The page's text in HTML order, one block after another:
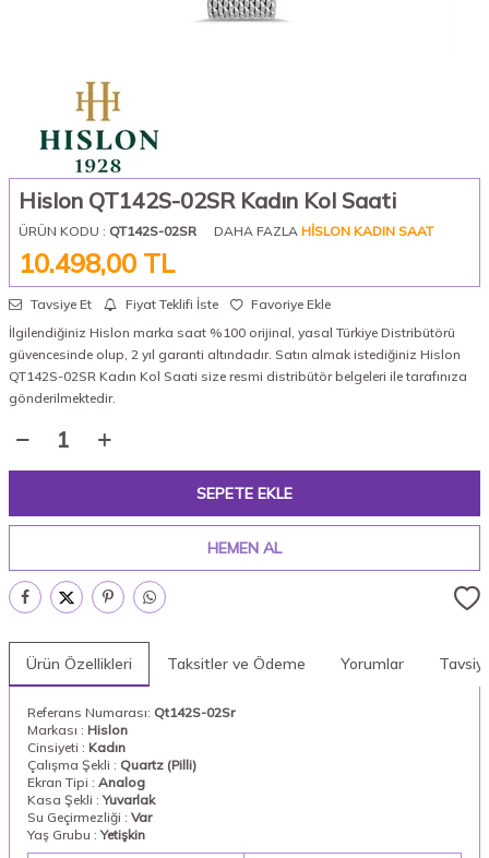
Hislon QT142S-02SR Kadın Kol Saati
ÜRÜN KODU : QT142S-02SR DAHA FAZLA HISLON KADIN SAAT
10.498,00 TL
Tavsiye Et Fiyat Teklifi İste
Favoriye Ekle
İlgilendiğiniz Hislon marka saat %100 orijinal, yasal Türkiye Distribütörü
güvencesinde olup, 2 yıl garanti altındadır. Satın almak istediğiniz Hislon
QT142S-02SR Kadın Kol Saati size resmi distribütör belgeleri ile tarafınıza
gönderilmektedir.
SEPETE EKLE
HEMEN AL
Ürün Özellikleri Taksitler ve Ödeme Yorumlar
Referans Numarası: Qt142S-02Sr
Markası : Hislon
Cinsiyeti : Kadın
Çalışma Şekli : Quartz (Pilli)
Ekran Tipi : Analog
Kasa Şekli :Yuvarlak
Su Geçirmezliği : Var
Yaş Grubu :Yetişkin